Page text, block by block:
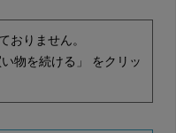
おりません。
物を続ける」 をクリッ